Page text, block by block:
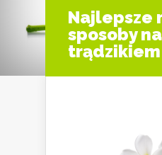
Najlepsze
sposoby
trądzikiem